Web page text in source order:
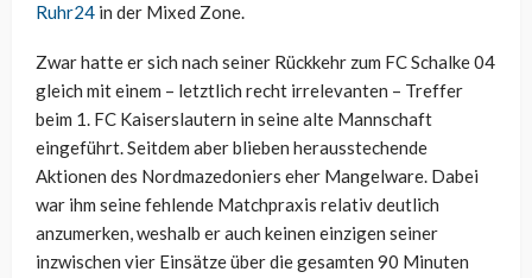
Ruhr24 in der Mixed Zone.
Zwar hatte er sich nach seiner Rückkehr zum FC Schalke 04
gleich mit einem – letztlich recht irrelevanten – Treffer
beim 1. FC Kaiserslautern in seine alte Mannschaft
eingeführt. Seitdem aber blieben herausstechende
Aktionen des Nordmazedoniers eher Mangelware. Dabei
war ihm seine fehlende Matchpraxis relativ deutlich
anzumerken, weshalb er auch keinen einzigen seiner
inzwischen vier Einsätze über die gesamten 90 Minuten